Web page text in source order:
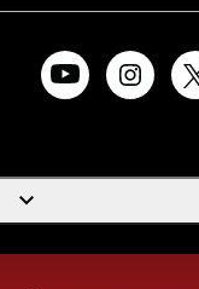
expand_more